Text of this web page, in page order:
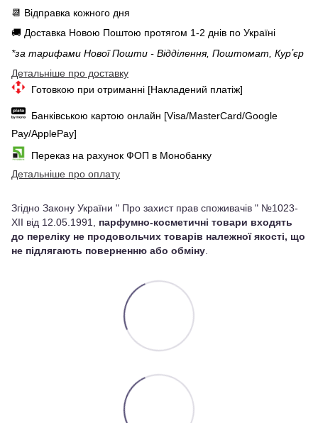
📆 Відправка кожного дня
🚚 Доставка Новою Поштою протягом 1-2 днів по Україні
*за тарифами Нової Пошти - Відділення, Поштомат, Курʼєр
Детальніше про доставку
Готовкою при отриманні [Накладений платіж]
Банківською картою онлайн [Visa/MasterCard/Google
Pay/ApplePay]
Переказ на рахунок ФОП в Монобанку
Детальніше про оплату
Згідно Закону України " Про захист прав споживачів " №1023-
XII від 12.05.1991, парфумно-косметичні товари входять
до переліку не продовольчих товарів належної якості, що
не підлягають поверненню або обміну.